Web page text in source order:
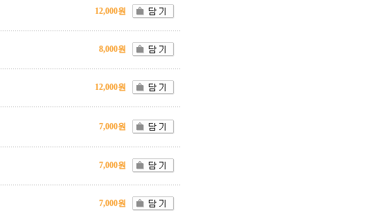
12,000원
8,000원
12,000원
7,000원
7,000원
7,000원